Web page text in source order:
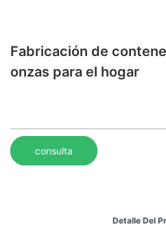
Fabricación de
onzas para el hogar
consulta
Detalle Del